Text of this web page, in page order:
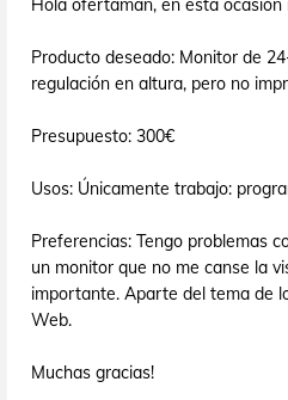
Hola ofertaman, en esta
Producto deseado: Monitor de
regulación en altura, pero no
Presupuesto: 300€
Usos: Únicamente trabajo:
Preferencias: Tengo problemas
un monitor que no me canse la
importante. Aparte del tema de
Web.
Muchas gracias!